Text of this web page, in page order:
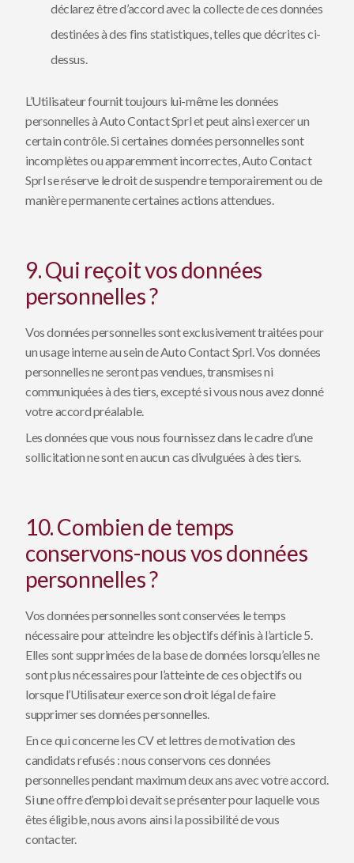
déclarez être d’accord avec la collecte de ces données
destinées à des fins statistiques, telles que décrites ci-
dessus.
L’Utilisateur fournit toujours lui-même les données
personnelles à Auto Contact Sprl et peut ainsi exercer un
certain contrôle. Si certaines données personnelles sont
incomplètes ou apparemment incorrectes, Auto Contact
Sprl se réserve le droit de suspendre temporairement ou de
manière permanente certaines actions attendues.
9. Qui reçoit vos données
personnelles ?
Vos données personnelles sont exclusivement traitées pour
un usage interne au sein de Auto Contact Sprl. Vos données
personnelles ne seront pas vendues, transmises ni
communiquées à des tiers, excepté si vous nous avez donné
votre accord préalable.
Les données que vous nous fournissez dans le cadre d’une
sollicitation ne sont en aucun cas divulguées à des tiers.
10. Combien de temps
conservons-nous vos données
personnelles ?
Vos données personnelles sont conservées le temps
nécessaire pour atteindre les objectifs définis à l’article 5.
Elles sont supprimées de la base de données lorsqu’elles ne
sont plus nécessaires pour l’atteinte de ces objectifs ou
lorsque l’Utilisateur exerce son droit légal de faire
supprimer ses données personnelles.
En ce qui concerne les CV et lettres de motivation des
candidats refusés : nous conservons ces données
personnelles pendant maximum deux ans avec votre accord.
Si une offre d’emploi devait se présenter pour laquelle vous
êtes éligible, nous avons ainsi la possibilité de vous
contacter.